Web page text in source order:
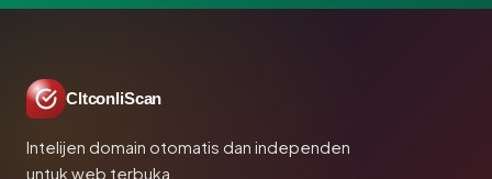
CltconliScan
Intelijen domain otomatis dan independen
untuk web terbuka.